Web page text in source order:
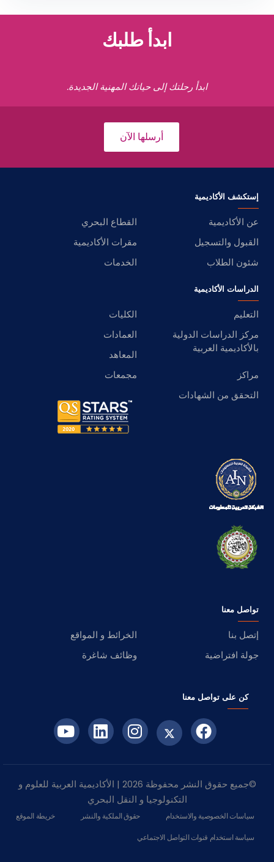
ابدأ طلبك
ابدأ رحلتك إلى حياتك المهنية الجديدة.
أرسلها الآن
إستكشف الأكاديمية
عن الأكاديمية
القطاع البحري
القبول والتسجيل
مقرات الأكاديمية
شئون الطلاب
الخدمات
الدراسات الأكاديمية
التعليم
الكليات
مركز الدراسات الدولية
بالأكاديمية العربية
العمادات
المعاهد
مراكز
مجمعات
التحقق من الشهادات
تواصل معنا
إتصل بنا
الخرائط و المواقع
جولة افتراضية
وظائف شاغرة
كن على تواصل معنا
©جميع حقوق النشر محفوظة 2026 | الأكاديمية العربية للعلوم و
التكنولوجيا و النقل البحري
سياسات الخصوصية والاستخدام حقوق الملكية والنشر خريطة الموقع
سياسة استخدام قنوات التواصل الاجتماعي